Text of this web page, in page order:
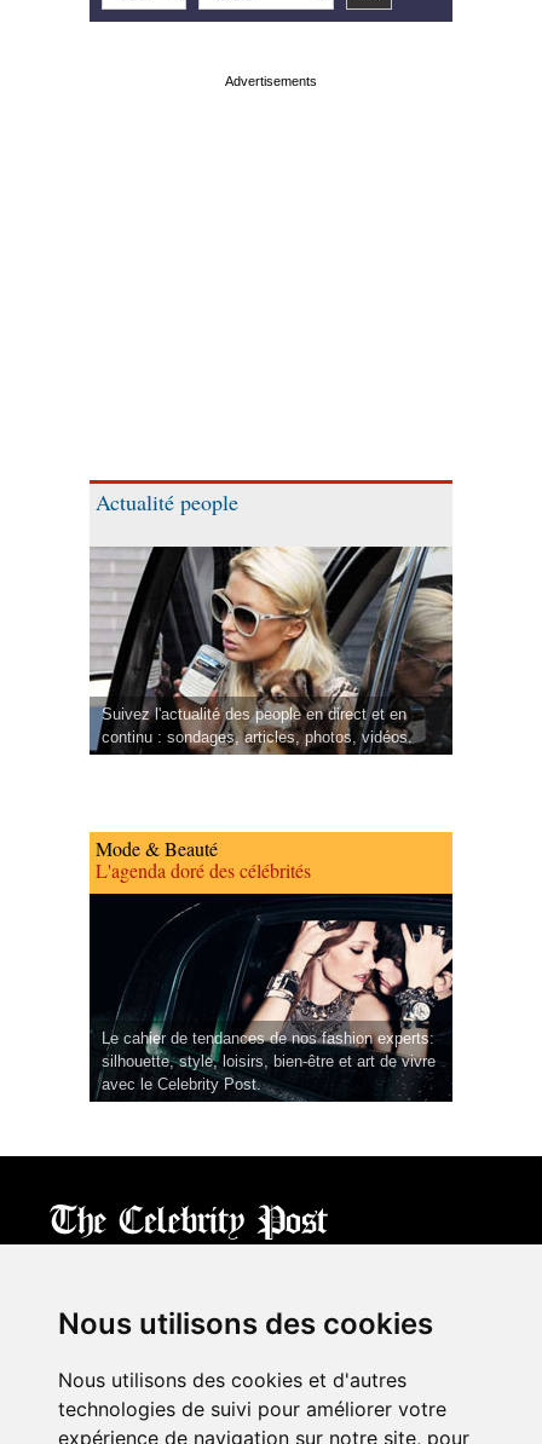
Nous utilisons des cookies
Nous utilisons des cookies et d'autres
technologies de suivi pour améliorer votre
expérience de navigation sur notre site, pour
Actualité people
Suivez l'actualité des people en direct et en
continu : sondages, articles, photos, vidéos.
Mode & Beauté
L'agenda doré des célébrités
Le cahier de tendances de nos fashion experts:
silhouette, style, loisirs, bien-être et art de vivre
avec le Celebrity Post.
Terms of Use| Privacy|Cookies Policy (Mes préférences)
À propos
Mentions légales